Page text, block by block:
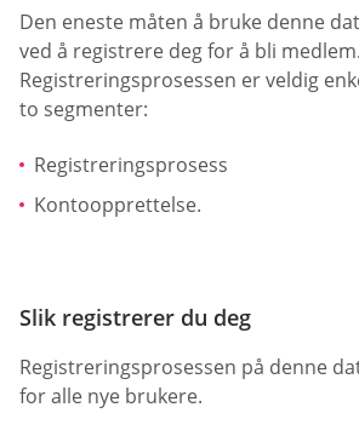
Den eneste måten å bruke denne
ved å registrere deg for å bli medlem.
Registreringsprosessen er veldig
to segmenter:
Registreringsprosess
Kontoopprettelse.
Slik registrerer du deg
Registreringsprosessen på denne
for alle nye brukere.